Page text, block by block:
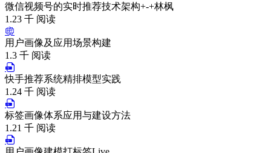
微信视频号的实时推荐技术架构+-+林枫
1.23 千 阅读
用户画像及应用场景构建
1.3 千 阅读
快手推荐系统精排模型实践
1.24 千 阅读
标签画像体系应用与建设方法
1.21 千 阅读